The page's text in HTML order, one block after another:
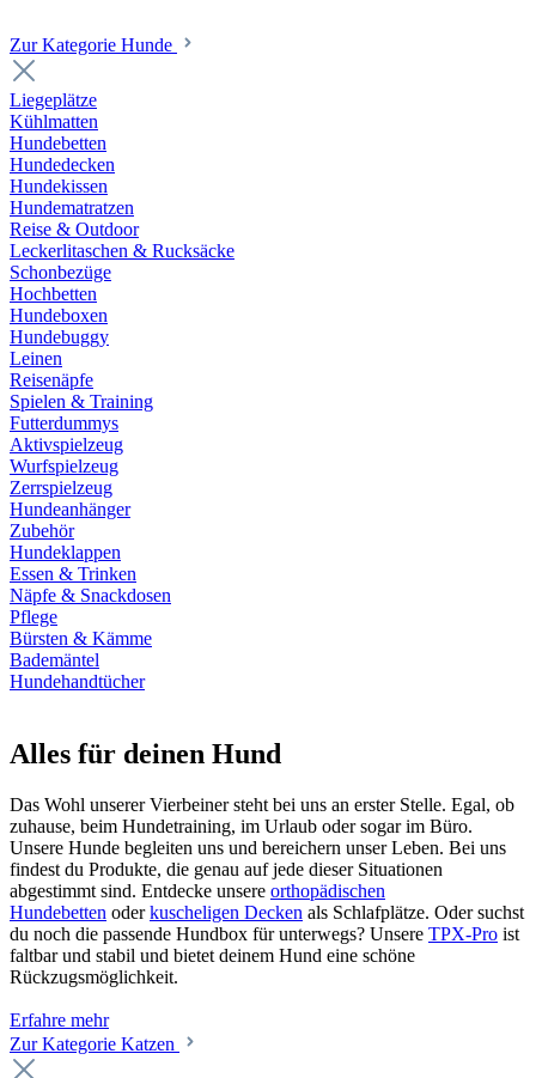
Zur Kategorie Hunde
Liegeplätze
Kühlmatten
Hundebetten
Hundedecken
Hundekissen
Hundematratzen
Reise & Outdoor
Leckerlitaschen & Rucksäcke
Schonbezüge
Hochbetten
Hundeboxen
Hundebuggy
Leinen
Reisenäpfe
Spielen & Training
Futterdummys
Aktivspielzeug
Wurfspielzeug
Zerrspielzeug
Hundeanhänger
Zubehör
Hundeklappen
Essen & Trinken
Näpfe & Snackdosen
Pflege
Bürsten & Kämme
Bademäntel
Hundehandtücher
Alles für deinen Hund
Das Wohl unserer Vierbeiner steht bei uns an erster Stelle. Egal, ob
zuhause, beim Hundetraining, im Urlaub oder sogar im Büro.
Unsere Hunde begleiten uns und bereichern unser Leben. Bei uns
findest du Produkte, die genau auf jede dieser Situationen
abgestimmt sind. Entdecke unsere orthopädischen
Hundebetten oderkuscheligen Decken als Schlafplätze. Oder suchst
du noch die passende Hundbox für unterwegs? Unsere TPX-Pro ist
faltbar und stabil und bietet deinem Hund eine schöne
Rückzugsmöglichkeit.
Erfahre mehr
Zur Kategorie Katzen